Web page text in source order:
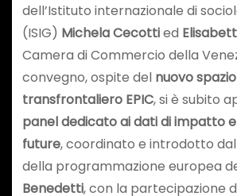
dell’Istituto internazionale di
(ISIG) Michela Cecottied
Camera di Commercio della
convegno, ospite del nuovo
transfrontaliero EPIC, si è subito
panel dedicato aidati di impatto
future, coordinato e introdotto
della programmazione europea
Benedetti, con la partecipazione